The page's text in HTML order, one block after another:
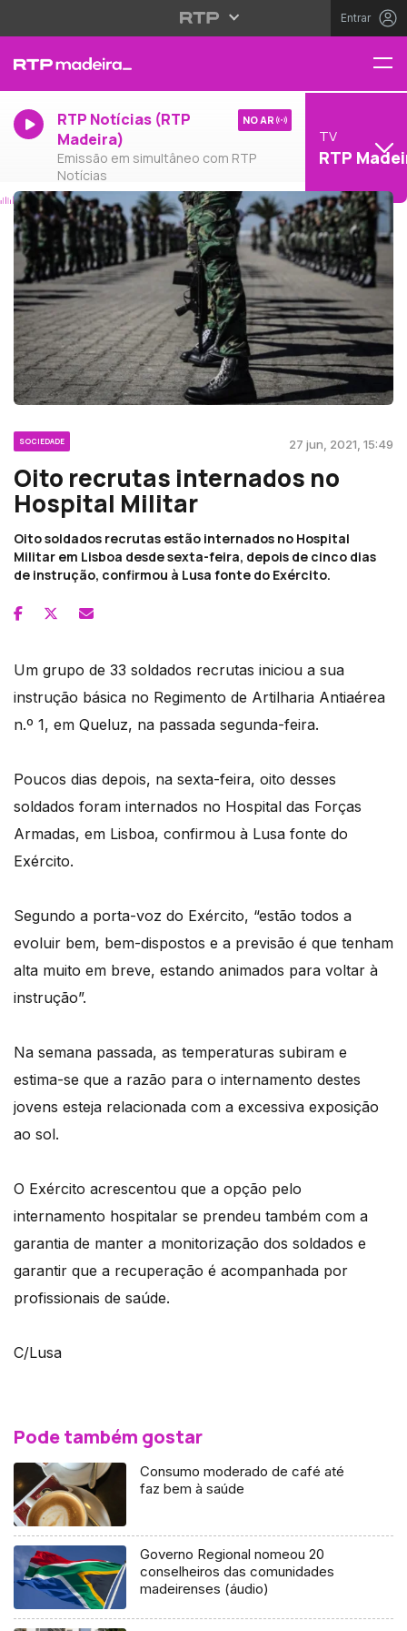
Entrar
RTP Notícias (RTP
Madeira)
Emissão em simultâneo com RTP
Notícias
NO AR
TV
RTP
SOCIEDADE 27 jun, 2021, 15:49
Oito recrutas internados no
Hospital Militar
Oito soldados recrutas estão internados no Hospital
Militar em Lisboa desde sexta-feira, depois de cinco dias
de instrução, confirmou à Lusa fonte do Exército.
Um grupo de 33 soldados recrutas iniciou a sua
instrução básica no Regimento de Artilharia Antiaérea
n.º 1, em Queluz, na passada segunda-feira.
Poucos dias depois, na sexta-feira, oito desses
soldados foram internados no Hospital das Forças
Armadas, em Lisboa, confirmou à Lusa fonte do
Exército.
Segundo a porta-voz do Exército, “estão todos a
evoluir bem, bem-dispostos e a previsão é que tenham
alta muito em breve, estando animados para voltar à
instrução”.
Na semana passada, as temperaturas subiram e
estima-se que a razão para o internamento destes
jovens esteja relacionada com a excessiva exposição
ao sol.
O Exército acrescentou que a opção pelo
internamento hospitalar se prendeu também com a
garantia de manter a monitorização dos soldados e
garantir que a recuperação é acompanhada por
profissionais de saúde.
C/Lusa
Pode também gostar
Consumo moderado de café até
faz bem à saúde
Governo Regional nomeou 20
conselheiros das comunidades
madeirenses (áudio)